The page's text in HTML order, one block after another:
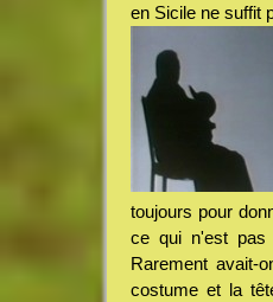
en Sicile ne suffit
toujours pour
ce qui n'est pas
Rarement avait-
costume et la